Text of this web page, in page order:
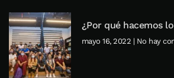
¿Por qué hacemos
mayo 16, 2022 No hay